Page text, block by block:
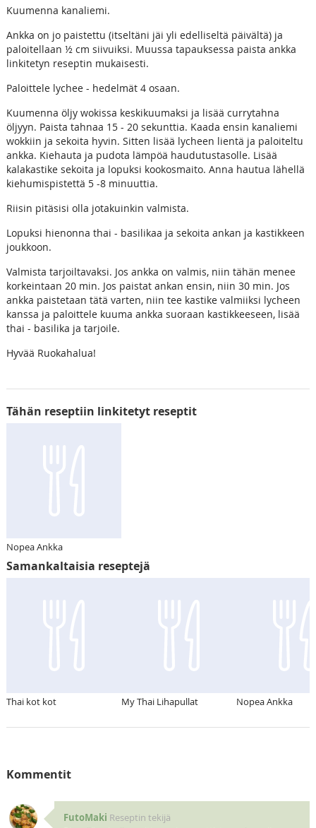
Kuumenna kanaliemi.
Ankka on jo paistettu (itseltäni jäi yli edelliseltä päivältä) ja
paloitellaan ½ cm siivuiksi. Muussa tapauksessa paista ankka
linkitetyn reseptin mukaisesti.
Paloittele lychee - hedelmät 4 osaan.
Kuumenna öljy wokissa keskikuumaksi ja lisää currytahna
öljyyn. Paista tahnaa 15 - 20 sekunttia. Kaada ensin kanaliemi
wokkiin ja sekoita hyvin. Sitten lisää lycheen lientä ja paloiteltu
ankka. Kiehauta ja pudota lämpöä haudutustasolle. Lisää
kalakastike sekoita ja lopuksi kookosmaito. Anna hautua lähellä
kiehumispistettä 5 -8 minuuttia.
Riisin pitäsisi olla jotakuinkin valmista.
Lopuksi hienonna thai - basilikaa ja sekoita ankan ja kastikkeen
joukkoon.
Valmista tarjoiltavaksi. Jos ankka on valmis, niin tähän menee
korkeintaan 20 min. Jos paistat ankan ensin, niin 30 min. Jos
ankka paistetaan tätä varten, niin tee kastike valmiiksi lycheen
kanssa ja paloittele kuuma ankka suoraan kastikkeeseen, lisää
thai - basilika ja tarjoile.
Hyvää Ruokahalua!
Tähän reseptiin linkitetyt reseptit
Nopea Ankka
Samankaltaisia reseptejä
Thai kot kot My Thai Lihapullat Nopea Ankka
Kommentit
FutoMaki Reseptin tekijä